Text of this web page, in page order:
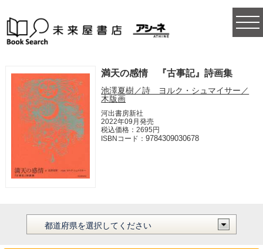
満天の感情 『古事記』詩画集
池澤夏樹／詩 ヨルク・シュマイサー／
木版画
河出書房新社
2022年09月発売
税込価格：2695円
ISBNコード：9784309030678